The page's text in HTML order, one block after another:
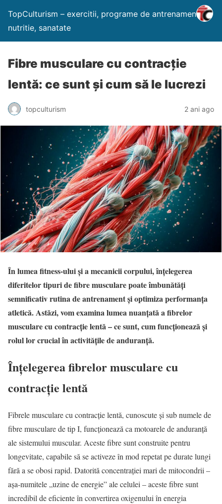
TopCulturism – exercitii, programe de antrenament,
nutritie, sanatate
Fibre musculare cu contracție
lentă: ce sunt și cum să le lucrezi
topculturism 2 ani ago
În lumea fitness-ului și a mecanicii corpului, înțelegerea
diferitelor tipuri de fibre musculare poate îmbunătăți
semnificativ rutina de antrenament și optimiza performanța
atletică. Astăzi, vom examina lumea nuanțată a fibrelor
musculare cu contracție lentă – ce sunt, cum funcționează și
rolul lor crucial în activitățile de anduranță.
Înțelegerea fibrelor musculare cu
contracție lentă
Fibrele musculare cu contracție lentă, cunoscute și sub numele de
fibre musculare de tip I, funcționează ca motoarele de anduranță
ale sistemului muscular. Aceste fibre sunt construite pentru
longevitate, capabile să se activeze în mod repetat pe durate lungi
fără a se obosi rapid. Datorită concentrației mari de mitocondrii –
așa-numitele „uzine de energie” ale celulei – aceste fibre sunt
incredibil de eficiente în convertirea oxigenului în energia